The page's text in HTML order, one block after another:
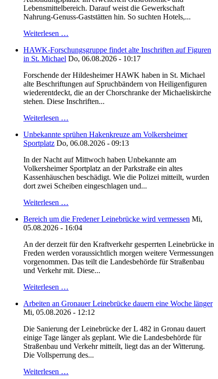
Lebensmittelbereich. Darauf weist die Gewerkschaft
Nahrung-Genuss-Gaststätten hin. So suchten Hotels,...
Weiterlesen …
HAWK-Forschungsgruppe findet alte Inschriften auf Figuren
in St. Michael Do, 06.08.2026 - 10:17
Forschende der Hildesheimer HAWK haben in St. Michael
alte Beschriftungen auf Spruchbändern von Heiligenfiguren
wiederentdeckt, die an der Chorschranke der Michaeliskirche
stehen. Diese Inschriften...
Weiterlesen …
Unbekannte sprühen Hakenkreuze am Volkersheimer
Sportplatz Do, 06.08.2026 - 09:13
In der Nacht auf Mittwoch haben Unbekannte am
Volkersheimer Sportplatz an der Parkstraße ein altes
Kassenhäuschen beschädigt. Wie die Polizei mitteilt, wurden
dort zwei Scheiben eingeschlagen und...
Weiterlesen …
Bereich um die Fredener Leinebrücke wird vermessen Mi,
05.08.2026 - 16:04
An der derzeit für den Kraftverkehr gesperrten Leinebrücke in
Freden werden voraussichtlich morgen weitere Vermessungen
vorgenommen. Das teilt die Landesbehörde für Straßenbau
und Verkehr mit. Diese...
Weiterlesen …
Arbeiten an Gronauer Leinebrücke dauern eine Woche länger
Mi, 05.08.2026 - 12:12
Die Sanierung der Leinebrücke der L 482 in Gronau dauert
einige Tage länger als geplant. Wie die Landesbehörde für
Straßenbau und Verkehr mitteilt, liegt das an der Witterung.
Die Vollsperrung des...
Weiterlesen …